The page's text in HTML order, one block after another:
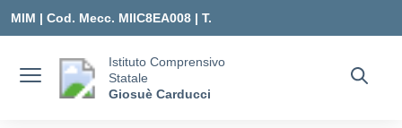
MIM | Cod. Mecc. MIIC8EA008 | T.
MIIC8EA008@ISTRUZIONE.IT
Istituto Comprensivo
Statale
Giosuè Carducci